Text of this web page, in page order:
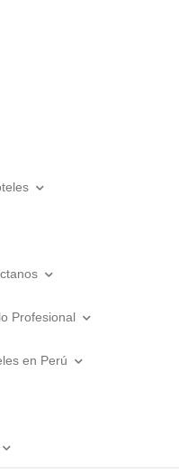
Profesional
en Perú